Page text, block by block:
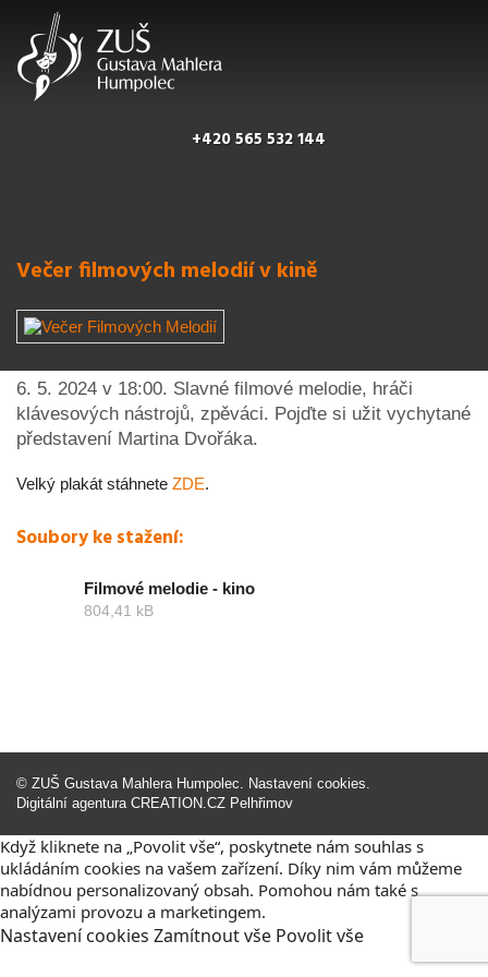
+420 565 532 144
Večer filmových melodií v kině
6. 5. 2024 v 18:00. Slavné filmové melodie, hráči
klávesových nástrojů, zpěváci. Pojďte si užit vychytané
představení Martina Dvořáka.
Velký plakát stáhnete ZDE.
Soubory ke stažení:
Filmové melodie - kino
804,41 kB
© ZUŠ Gustava Mahlera Humpolec. Nastavení cookies.
Digitální agentura CREATION.CZ Pelhřimov
Když kliknete na „Povolit vše“, poskytnete nám souhlas s
ukládáním cookies na vašem zařízení. Díky nim vám můžeme
nabídnou personalizovaný obsah. Pomohou nám také s
analýzami provozu a marketingem.
Nastavenícookies Zamítnoutvše Povolitvše